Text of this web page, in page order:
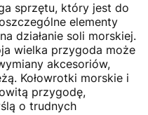
sprzętu, który jest do
elementy
działanie soli morskiej.
wielka przygoda może
akcesoriów,
Kołowrotki morskie i
przygodę,
o trudnych